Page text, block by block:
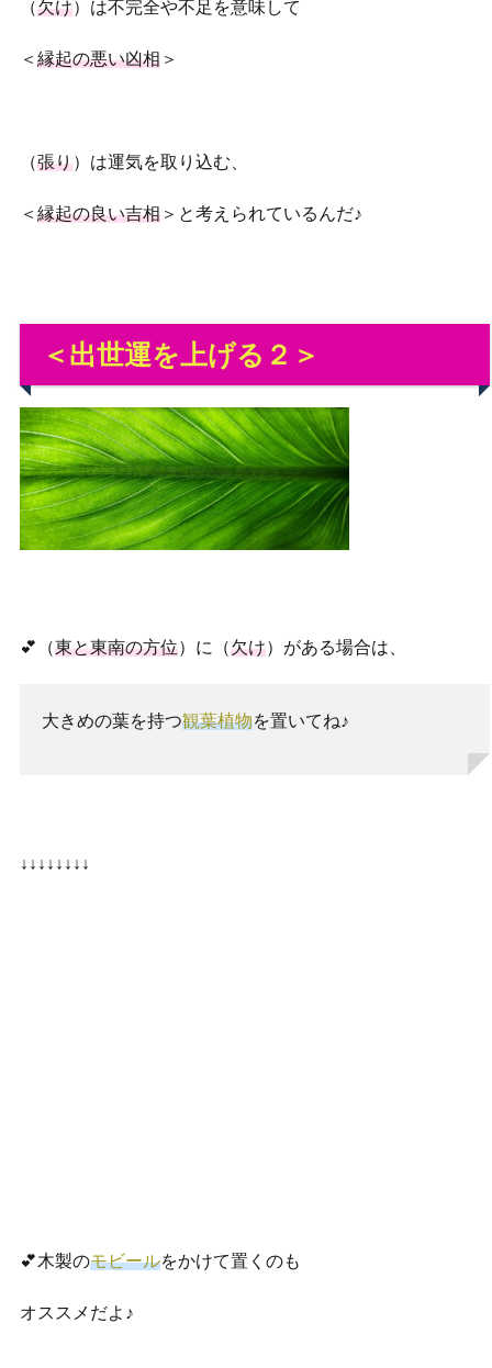
（欠け）は不完全や不足を意味して
＜ 縁起の悪い凶相 ＞
（張り）は運気を取り込む、
＜ 縁起の良い吉相 ＞と考えられているんだ♪
＜出世運を上げる２＞
💕（東と東南の方位）に（欠け）がある場合は、
大きめの葉を持つ観葉植物を置いてね♪
↓↓↓↓↓↓↓↓
💕木製のモビールをかけて置くのも
オススメだよ♪